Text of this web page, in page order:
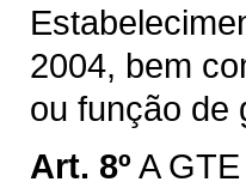
2004, bem
ou função de
Art. 8º A